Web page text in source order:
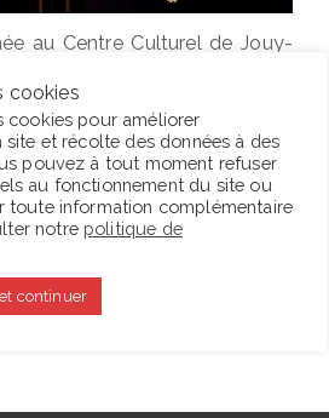
au Centre Culturel de Jouy-
dans les contrées des
quatre heures de spectacle
cookies
cookies pour améliorer
site et récolte des données à des
pouvez à tout moment refuser
au fonctionnement du site ou
toute information complémentaire
notre politique de
continuer